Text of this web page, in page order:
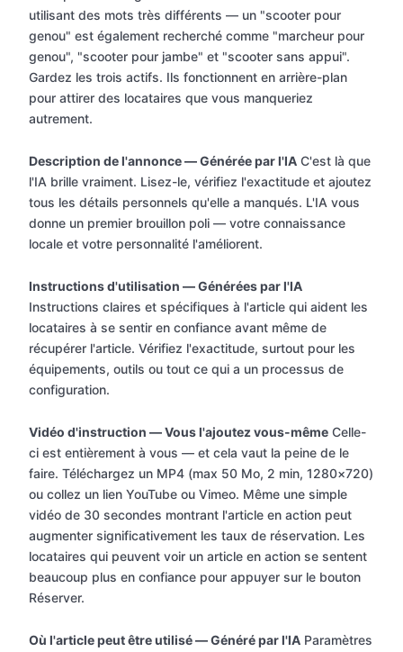
utilisant des mots très différents — un "scooter pour
genou" est également recherché comme "marcheur pour
genou", "scooter pour jambe" et "scooter sans appui".
Gardez les trois actifs. Ils fonctionnent en arrière-plan
pour attirer des locataires que vous manqueriez
autrement.
Description de l'annonce — Générée par l'IA C'est là que
l'IA brille vraiment. Lisez-le, vérifiez l'exactitude et ajoutez
tous les détails personnels qu'elle a manqués. L'IA vous
donne un premier brouillon poli — votre connaissance
locale et votre personnalité l'améliorent.
Instructions d'utilisation — Générées par l'IA
Instructions claires et spécifiques à l'article qui aident les
locataires à se sentir en confiance avant même de
récupérer l'article. Vérifiez l'exactitude, surtout pour les
équipements, outils ou tout ce qui a un processus de
configuration.
Vidéo d'instruction — Vous l'ajoutez vous-même Celle-
ci est entièrement à vous — et cela vaut la peine de le
faire. Téléchargez un MP4 (max 50 Mo, 2 min, 1280×720)
ou collez un lien YouTube ou Vimeo. Même une simple
vidéo de 30 secondes montrant l'article en action peut
augmenter significativement les taux de réservation. Les
locataires qui peuvent voir un article en action se sentent
beaucoup plus en confiance pour appuyer sur le bouton
Réserver.
Où l'article peut être utilisé — Généré par l'IA Paramètres